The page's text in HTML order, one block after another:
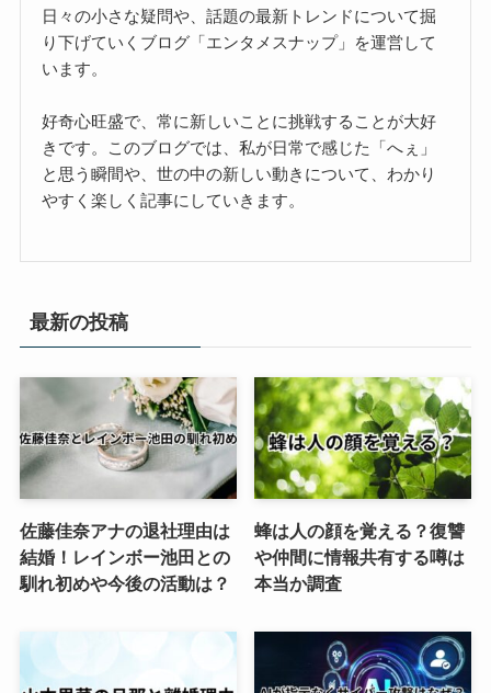
日々の小さな疑問や、話題の最新トレンドについて掘
り下げていくブログ「エンタメスナップ」を運営して
います。
好奇心旺盛で、常に新しいことに挑戦することが大好
きです。このブログでは、私が日常で感じた「へぇ」
と思う瞬間や、世の中の新しい動きについて、わかり
やすく楽しく記事にしていきます。
最新の投稿
佐藤佳奈アナの退社理由は
結婚！レインボー池田との
馴れ初めや今後の活動は？
蜂は人の顔を覚える？復讐
や仲間に情報共有する噂は
本当か調査